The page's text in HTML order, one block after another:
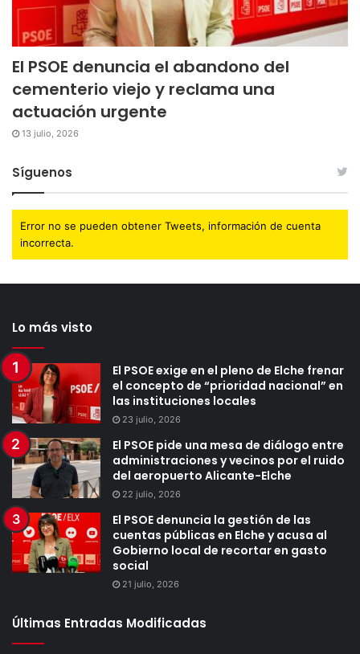
El PSOE denuncia el abandono del
cementerio viejo y reclama una
actuación urgente
13 julio, 2026
Síguenos
Error no se pueden obtener Tweets, información de cuenta
incorrecta.
Lo más visto
El PSOE exige en el pleno de Elche frenar
el concepto de “prioridad nacional” en
las instituciones locales
23 julio, 2026
El PSOE pide una mesa de diálogo entre
administraciones y vecinos por el ruido
del aeropuerto Alicante-Elche
22 julio, 2026
El PSOE denuncia la gestión de las
cuentas públicas en Elche y acusa al
Gobierno local de recortar en gasto
social
21 julio, 2026
Últimas Entradas Modificadas